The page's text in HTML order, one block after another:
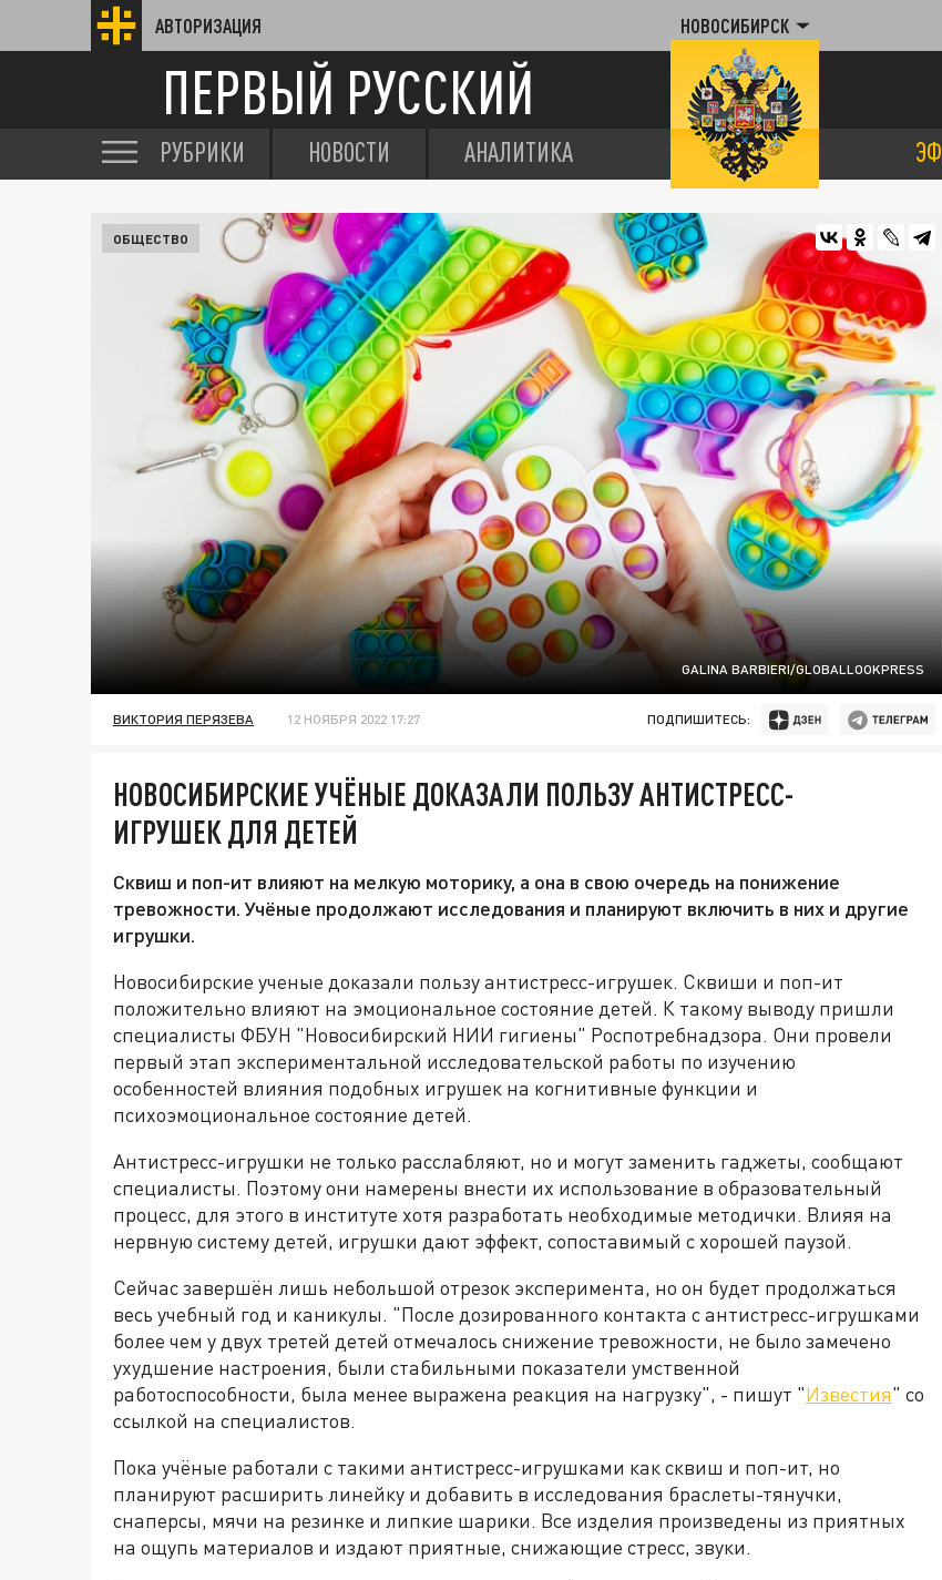
АВТОРИЗАЦИЯ НОВОСИБИРСК
ПЕРВЫЙ РУССКИЙ
РУБРИКИ НОВОСТИ АНАЛИТИКА
GALINA BARBIERI/GLOBALLOOKPRESS
ОБЩЕСТВО
ВИКТОРИЯ ПЕРЯЗЕВА 12 НОЯБРЯ 2022 17:27 ПОДПИШИТЕСЬ:
НОВОСИБИРСКИЕ УЧЁНЫЕ ДОКАЗАЛИ ПОЛЬЗУ АНТИСТРЕСС-
ИГРУШЕК ДЛЯ ДЕТЕЙ
Сквиш и поп-ит влияют на мелкую моторику, а она в свою очередь на понижение
тревожности. Учёные продолжают исследования и планируют включить в них и другие
игрушки.
Новосибирские ученые доказали пользу антистресс-игрушек. Сквиши и поп-ит
положительно влияют на эмоциональное состояние детей. К такому выводу пришли
специалисты ФБУН "Новосибирский НИИ гигиены" Роспотребнадзора. Они провели
первый этап экспериментальной исследовательской работы по изучению
особенностей влияния подобных игрушек на когнитивные функции и
психоэмоциональное состояние детей.
Антистресс-игрушки не только расслабляют, но и могут заменить гаджеты, сообщают
специалисты. Поэтому они намерены внести их использование в образовательный
процесс, для этого в институте хотя разработать необходимые методички. Влияя на
нервную систему детей, игрушки дают эффект, сопоставимый с хорошей паузой.
Сейчас завершён лишь небольшой отрезок эксперимента, но он будет продолжаться
весь учебный год и каникулы. "После дозированного контакта с антистресс-игрушками
более чем у двух третей детей отмечалось снижение тревожности, не было замечено
ухудшение настроения, были стабильными показатели умственной
работоспособности, была менее выражена реакция на нагрузку", - пишут "Известия" со
ссылкой на специалистов.
Пока учёные работали с такими антистресс-игрушками как сквиш и поп-ит, но
планируют расширить линейку и добавить в исследования браслеты-тянучки,
снаперсы, мячи на резинке и липкие шарики. Все изделия произведены из приятных
на ощупь материалов и издают приятные, снижающие стресс, звуки.